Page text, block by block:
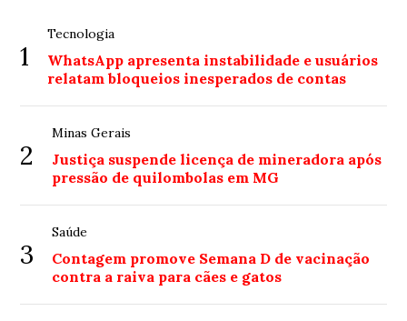
1
Tecnologia
WhatsApp apresenta instabilidade e usuários
relatam bloqueios inesperados de contas
2
Minas Gerais
Justiça suspende licença de mineradora após
pressão de quilombolas em MG
3
Saúde
Contagem promove Semana D de vacinação
contra a raiva para cães e gatos